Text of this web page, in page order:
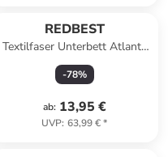
REDBEST
Textilfaser Unterbett Atlanta
in weiß
-78%
ab: 13,95 €
UVP: 63,99 €*